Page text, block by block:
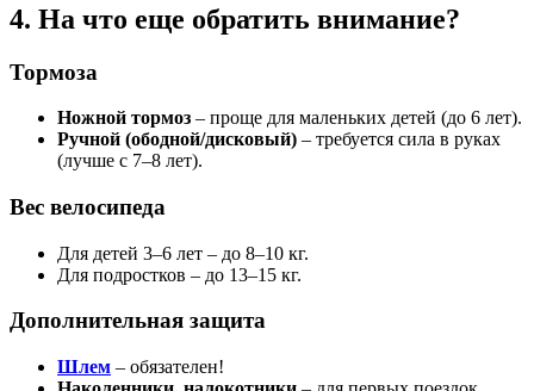
4. На что еще обратить внимание?
Тормоза
Ножной тормоз – проще для маленьких детей (до 6 лет).
Ручной (ободной/дисковый) – требуется сила в руках
(лучше с 7–8 лет).
Вес велосипеда
Для детей 3–6 лет – до 8–10 кг.
Для подростков – до 13–15 кг.
Дополнительная защита
Шлем – обязателен!